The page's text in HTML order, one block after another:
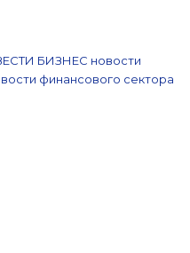
БИЗНЕС новости
финансового сектора